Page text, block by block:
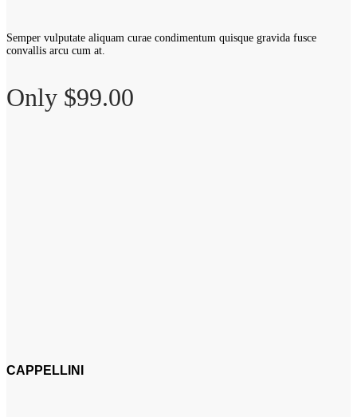
Semper vulputate aliquam curae condimentum quisque gravida fusce
convallis arcu cum at.
Only $99.00
CAPPELLINI